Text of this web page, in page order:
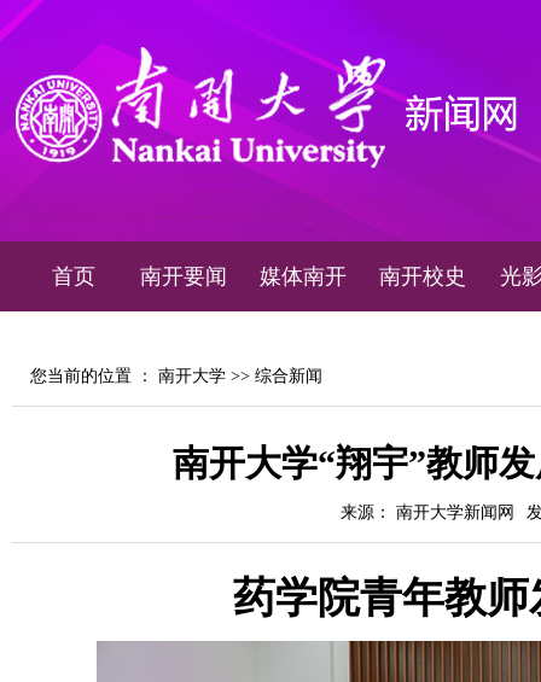
首页 南开要闻 媒体南开 南开校史 光
您当前的位置 ： 南开大学 >> 综合新闻
南开大学“翔宇”教师
来源： 南开大学新闻网
药学院青年教